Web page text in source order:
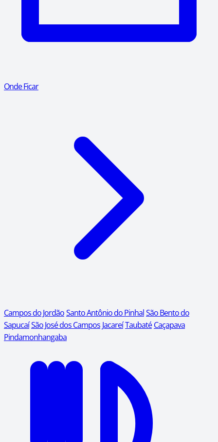
Onde Ficar
Campos do JordãoSanto Antônio do PinhalSão Bento do
SapucaíSão José dos Campos JacareíTaubaté Caçapava
Pindamonhangaba